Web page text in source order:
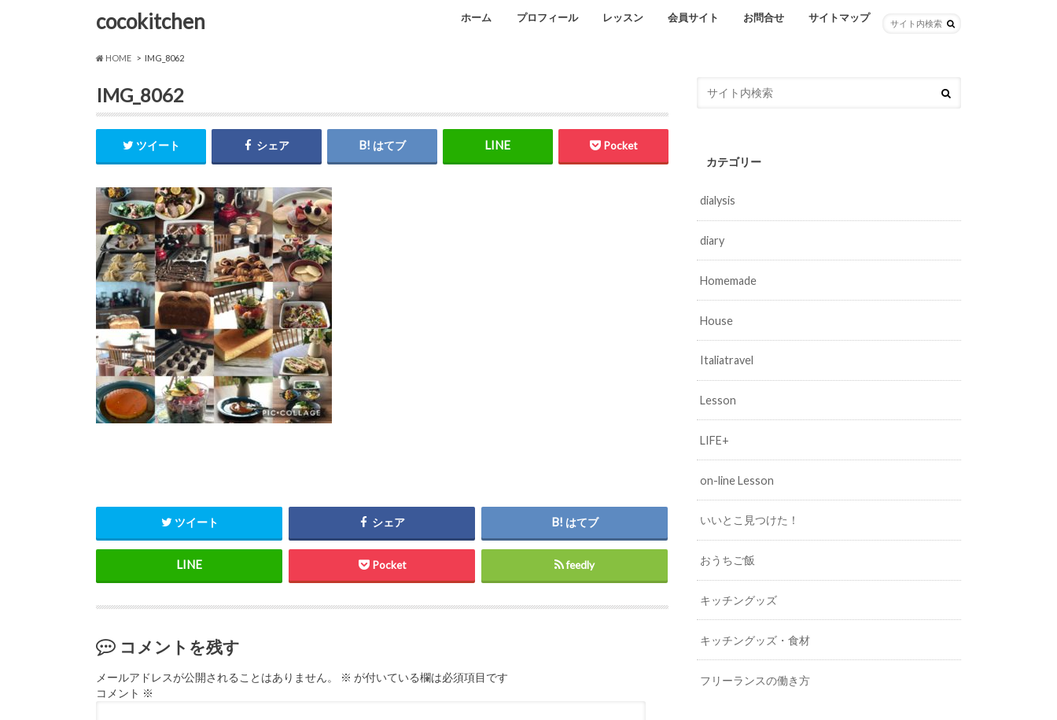
cocokitchen ホーム プロフィール レッスン 会員サイト お問合せ サイトマップ
HOME IMG_8062
IMG_8062
ツイート シェア はてブ Pocket
ツイート シェア はてブ
Pocket feedly
コメントを残す
メールアドレスが公開されることはありません。 ※ が付いている欄は必須項目です
コメント ※
カテゴリー
dialysis
diary
Homemade
House
Italiatravel
Lesson
LIFE+
on-line Lesson
いいとこ見つけた！
おうちご飯
キッチングッズ
キッチングッズ・食材
フリーランスの働き方